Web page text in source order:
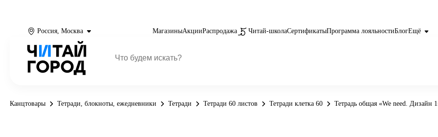
Россия, Москва МагазиныАкцииРаспродажа Читай-школаСертификатыПрограмма лояльностиБлогЕщё
Канцтовары Тетради, блокноты, ежедневники Тетради Тетради 60 листов Тетради клетка 60 Тетрадь общая «We need. Дизайн